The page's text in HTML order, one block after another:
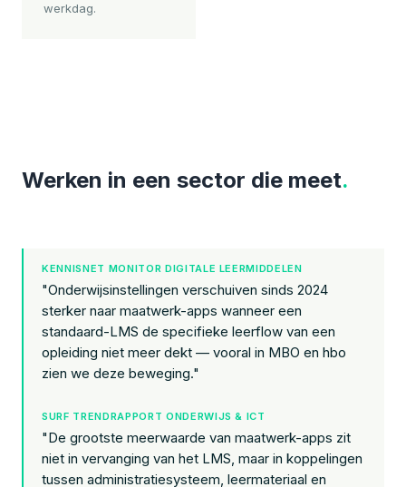
werkdag.
Werken in een sector die meet.
KENNISNET MONITOR DIGITALE LEERMIDDELEN
"Onderwijsinstellingen verschuiven sinds 2024
sterker naar maatwerk-apps wanneer een
standaard-LMS de specifieke leerflow van een
opleiding niet meer dekt — vooral in MBO en hbo
zien we deze beweging."
SURF TRENDRAPPORT ONDERWIJS & ICT
"De grootste meerwaarde van maatwerk-apps zit
niet in vervanging van het LMS, maar in koppelingen
tussen administratiesysteem, leermateriaal en